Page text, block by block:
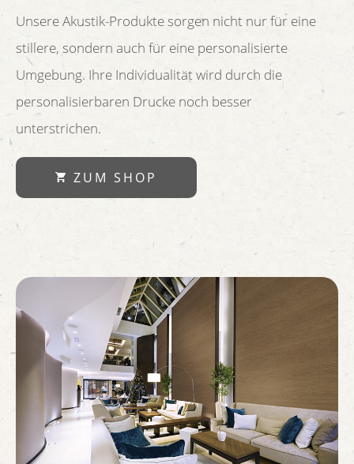
Unsere Akustik-Produkte sorgen nicht nur für eine
stillere, sondern auch für eine personalisierte
Umgebung. Ihre Individualität wird durch die
personalisierbaren Drucke noch besser
unterstrichen.
ZUM SHOP